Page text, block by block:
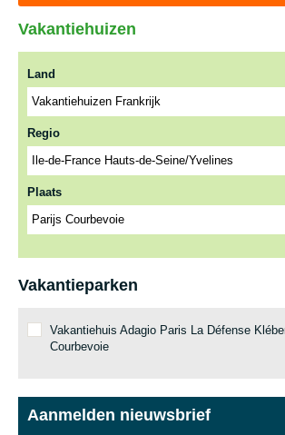
Vakantiehuizen
Land
Regio
Plaats
Vakantieparken
Vakantiehuis Adagio Paris La Défense
Courbevoie
Aanmelden nieuwsbrief